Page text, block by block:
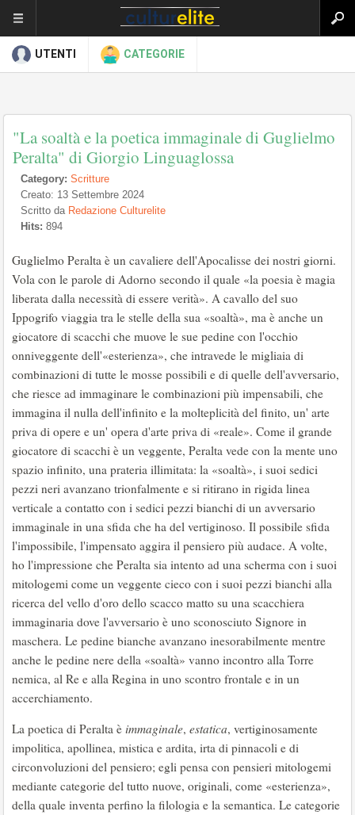
UTENTI CATEGORIE
"La soaltà e la poetica immaginale di Guglielmo
Peralta" di Giorgio Linguaglossa
Category: Scritture
Creato: 13 Settembre 2024
Scritto da Redazione Culturelite
Hits: 894
Guglielmo Peralta è un cavaliere dell'Apocalisse dei nostri giorni.
Vola con le parole di Adorno secondo il quale «la poesia è magia
liberata dalla necessità di essere verità». A cavallo del suo
Ippogrifo viaggia tra le stelle della sua «soaltà», ma è anche un
giocatore di scacchi che muove le sue pedine con l'occhio
onniveggente dell'«esterienza», che intravede le migliaia di
combinazioni di tutte le mosse possibili e di quelle dell'avversario,
che riesce ad immaginare le combinazioni più impensabili, che
immagina il nulla dell'infinito e la molteplicità del finito, un' arte
priva di opere e un' opera d'arte priva di «reale». Come il grande
giocatore di scacchi è un veggente, Peralta vede con la mente uno
spazio infinito, una prateria illimitata: la «soaltà», i suoi sedici
pezzi neri avanzano trionfalmente e si ritirano in rigida linea
verticale a contatto con i sedici pezzi bianchi di un avversario
immaginale in una sfida che ha del vertiginoso. Il possibile sfida
l'impossibile, l'impensato aggira il pensiero più audace. A volte,
ho l'impressione che Peralta sia intento ad una scherma con i suoi
mitologemi come un veggente cieco con i suoi pezzi bianchi alla
ricerca del vello d'oro dello scacco matto su una scacchiera
immaginaria dove l'avversario è uno sconosciuto Signore in
maschera. Le pedine bianche avanzano inesorabilmente mentre
anche le pedine nere della «soaltà» vanno incontro alla Torre
nemica, al Re e alla Regina in uno scontro frontale e in un
accerchiamento.
La poetica di Peralta è immaginale, estatica, vertiginosamente
impolitica, apollinea, mistica e ardita, irta di pinnacoli e di
circonvoluzioni del pensiero; egli pensa con pensieri mitologemi
mediante categorie del tutto nuove, originali, come «esterienza»,
della quale inventa perfino la filologia e la semantica. Le categorie